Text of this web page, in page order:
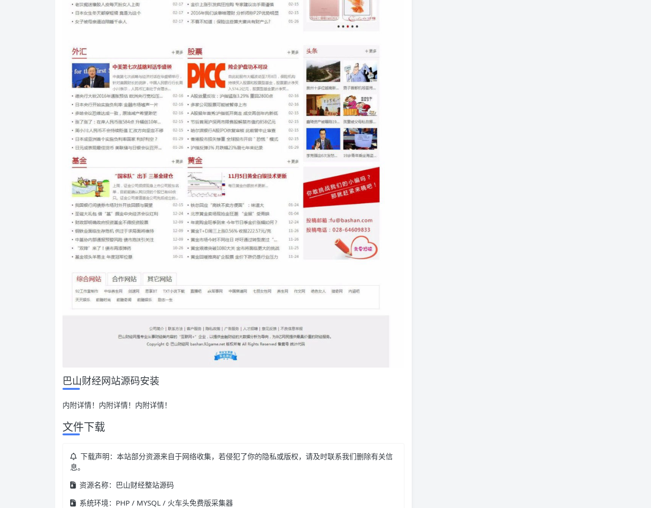
巴山财经网站源码安装
内附详情！内附详情！内附详情！
文件下载
下载声明：本站部分资源来自于网络收集，若侵犯了你的隐私或版权，请及时联系我们删除有关信
息。
资源名称：巴山财经整站源码
系统环境：PHP / MYSQL / 火车头免费版采集器